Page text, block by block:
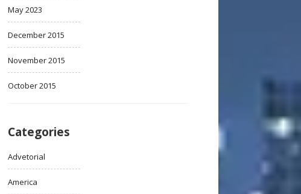
May 2023
December 2015
November 2015
October 2015
Categories
Advetorial
America